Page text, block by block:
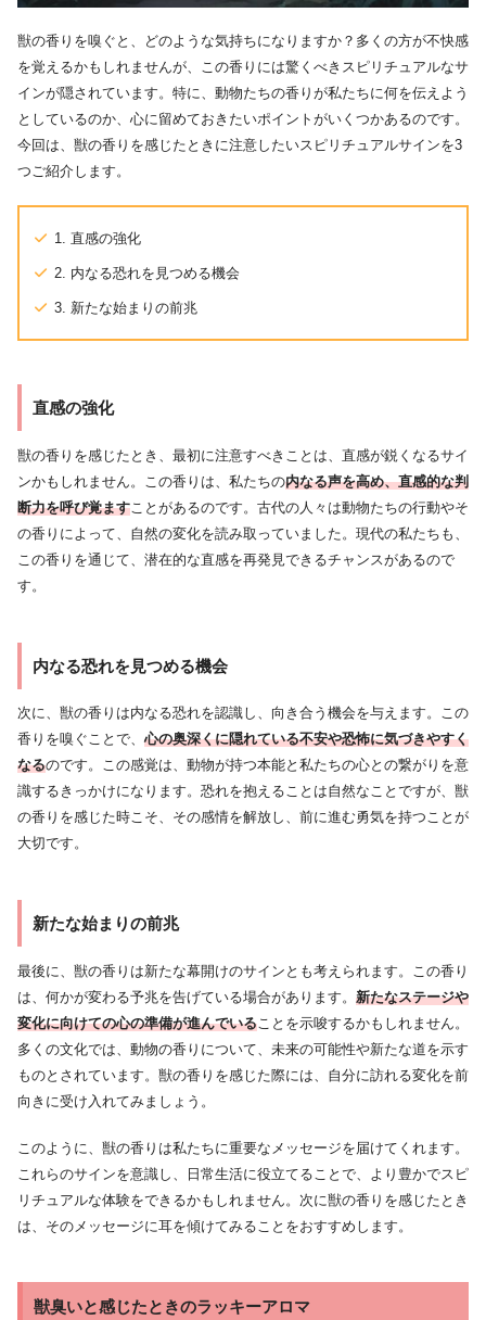
獣の香りを嗅ぐと、どのような気持ちになりますか？多くの方が不快感
を覚えるかもしれませんが、この香りには驚くべきスピリチュアルなサ
インが隠されています。特に、動物たちの香りが私たちに何を伝えよう
としているのか、心に留めておきたいポイントがいくつかあるのです。
今回は、獣の香りを感じたときに注意したいスピリチュアルサインを3
つご紹介します。
1. 直感の強化
2. 内なる恐れを見つめる機会
3. 新たな始まりの前兆
直感の強化
獣の香りを感じたとき、最初に注意すべきことは、直感が鋭くなるサイ
ンかもしれません。この香りは、私たちの内なる声を高め、直感的な判
断力を呼び覚ます ことがあるのです。古代の人々は動物たちの行動やそ
の香りによって、自然の変化を読み取っていました。現代の私たちも、
この香りを通じて、潜在的な直感を再発見できるチャンスがあるので
す。
内なる恐れを見つめる機会
次に、獣の香りは内なる恐れを認識し、向き合う機会を与えます。この
香りを嗅ぐことで、心の奥深くに隠れている不安や恐怖に気づきやすく
なるのです。この感覚は、動物が持つ本能と私たちの心との繋がりを意
識するきっかけになります。恐れを抱えることは自然なことですが、獣
の香りを感じた時こそ、その感情を解放し、前に進む勇気を持つことが
大切です。
新たな始まりの前兆
最後に、獣の香りは新たな幕開けのサインとも考えられます。この香り
は、何かが変わる予兆を告げている場合があります。 新たなステージや
変化に向けての心の準備が進んでいることを示唆するかもしれません。
多くの文化では、動物の香りについて、未来の可能性や新たな道を示す
ものとされています。獣の香りを感じた際には、自分に訪れる変化を前
向きに受け入れてみましょう。
このように、獣の香りは私たちに重要なメッセージを届けてくれます。
これらのサインを意識し、日常生活に役立てることで、より豊かでスピ
リチュアルな体験をできるかもしれません。次に獣の香りを感じたとき
は、そのメッセージに耳を傾けてみることをおすすめします。
獣臭いと感じたときのラッキーアロマ